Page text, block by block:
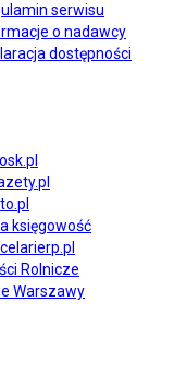
serwisu
o nadawcy
dostępności
księgowość
Rolnicze
Warszawy